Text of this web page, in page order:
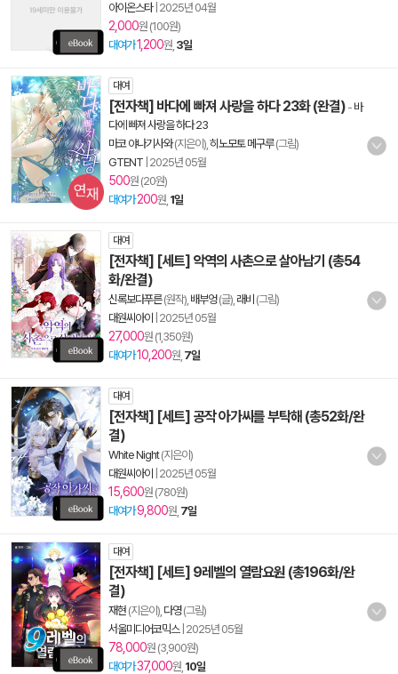
아이온스타| 2025년 04월
2,000원 (100원)
대여가1,200원, 3일
대여
[전자책] 바다에 빠져 사랑을 하다 23화 (완결) - 바
다에 빠져 사랑을 하다 23
마코 야나기사와(지은이), 히노모토 메구루(그림)
GTENT 2025년 05월
500원 (20원)
대여가 200원, 1일
대여
[전자책] [세트] 악역의 사촌으로 살아남기 (총54
화/완결)
신록보다푸른(원작), 배부엉(글), 래비 (그림)
대원씨아이
2025년 05월
27,000원 (1,350원)
대여가10,200원, 7일
대여
[전자책] [세트] 공작 아가씨를 부탁해 (총52화/완
결)
White Night(지은이)
대원씨아이
2025년 05월
15,600원 (780원)
대여가9,800원, 7일
대여
[전자책] [세트] 9레벨의 열람요원 (총196화/완
결)
재현 (지은이), 다영(그림)
서울미디어코믹스| 2025년 05월
78,000원 (3,900원)
대여가37,000원, 10일